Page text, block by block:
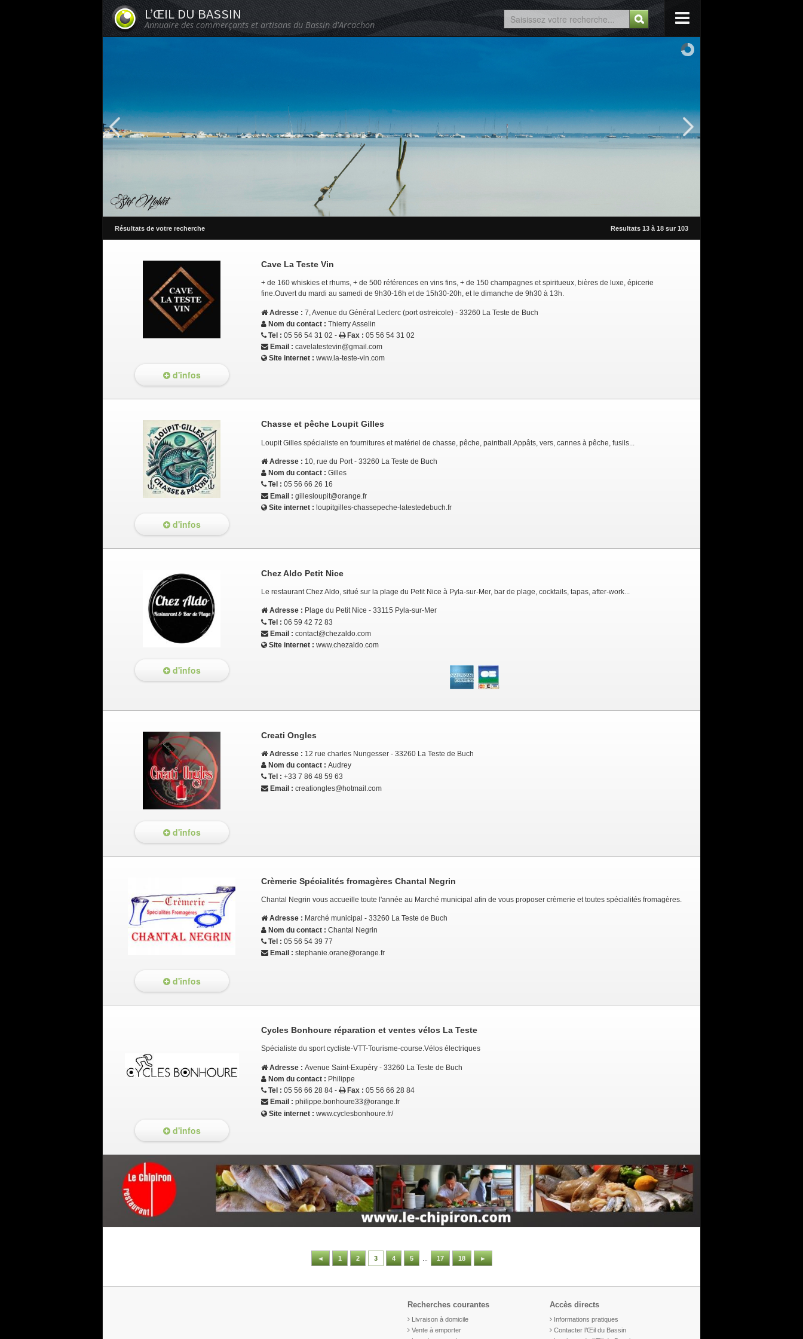
L’ŒIL DU BASSIN
Annuaire des commerçants et artisans du Bassin d'Arcachon
Résultats de votre recherche Resultats 13 à 18 sur 103
Cave La Teste Vin
+ de 160 whiskies et rhums, + de 500 références en vins fins, + de 150 champagnes et spiritueux, bières de luxe, épicerie
fine.Ouvert du mardi au samedi de 9h30-16h et de 15h30-20h, et le dimanche de 9h30 à 13h.
Adresse : 7, Avenue du Général Leclerc (port ostreicole) - 33260 La Teste de Buch
Nom du contact : Thierry Asselin
Tel : 05 56 54 31 02 - Fax : 05 56 54 31 02
Email : cavelatestevin@gmail.com
Site internet : www.la-teste-vin.com
d'infos
Chasse et pêche Loupit Gilles
Loupit Gilles spécialiste en fournitures et matériel de chasse, pêche, paintball.Appâts, vers, cannes à pêche, fusils...
Adresse : 10, rue du Port - 33260 La Teste de Buch
Nom du contact : Gilles
Tel : 05 56 66 26 16
Email : gillesloupit@orange.fr
Site internet : loupitgilles-chassepeche-latestedebuch.fr
d'infos
Chez Aldo Petit Nice
Le restaurant Chez Aldo, situé sur la plage du Petit Nice à Pyla-sur-Mer, bar de plage, cocktails, tapas, after-work...
Adresse : Plage du Petit Nice - 33115 Pyla-sur-Mer
Tel : 06 59 42 72 83
Email : contact@chezaldo.com
Site internet : www.chezaldo.com
d'infos
Creati Ongles
Adresse : 12 rue charles Nungesser - 33260 La Teste de Buch
Nom du contact : Audrey
Tel : +33 7 86 48 59 63
Email : creationgles@hotmail.com
d'infos
Crèmerie Spécialités fromagères Chantal Negrin
Chantal Negrin vous accueille toute l'année au Marché municipal afin de vous proposer crèmerie et toutes spécialités fromagères.
Adresse : Marché municipal - 33260 La Teste de Buch
Nom du contact : Chantal Negrin
Tel : 05 56 54 39 77
Email : stephanie.orane@orange.fr
d'infos
Cycles Bonhoure réparation et ventes vélos La Teste
Spécialiste du sport cycliste-VTT-Tourisme-course.Vélos électriques
Adresse : Avenue Saint-Exupéry - 33260 La Teste de Buch
Nom du contact : Philippe
Tel : 05 56 66 28 84 - Fax : 05 56 66 28 84
Email : philippe.bonhoure33@orange.fr
Site internet : www.cyclesbonhoure.fr/
d'infos
◄ 1 2 3 4 5 17 18 ►
Recherches courantes
Livraison à domicile
Vente à emporter
Accès directs
Informations pratiques
Contacter l’Œil du Bassin